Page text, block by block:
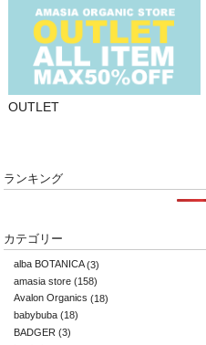
OUTLET
ランキング
カテゴリー
alba BOTANICA(3)
amasia store (158)
Avalon Organics (18)
babybuba (18)
BADGER (3)